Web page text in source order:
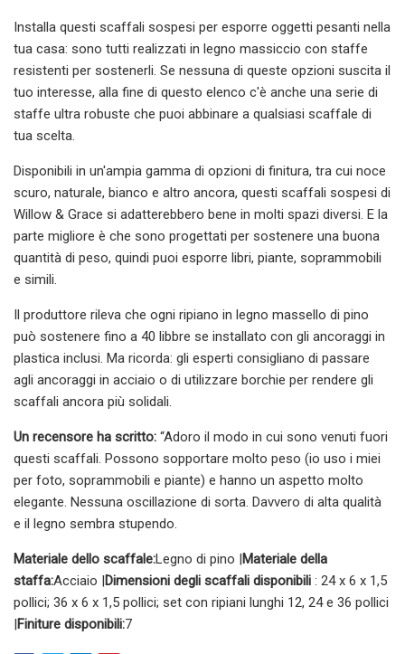
Installa questi scaffali sospesi per esporre oggetti pesanti nella
tua casa: sono tutti realizzati in legno massiccio con staffe
resistenti per sostenerli. Se nessuna di queste opzioni suscita il
tuo interesse, alla fine di questo elenco c'è anche una serie di
staffe ultra robuste che puoi abbinare a qualsiasi scaffale di
tua scelta.
Disponibili in un'ampia gamma di opzioni di finitura, tra cui noce
scuro, naturale, bianco e altro ancora, questi scaffali sospesi di
Willow & Grace si adatterebbero bene in molti spazi diversi. E la
parte migliore è che sono progettati per sostenere una buona
quantità di peso, quindi puoi esporre libri, piante, soprammobili
e simili.
Il produttore rileva che ogni ripiano in legno massello di pino
può sostenere fino a 40 libbre se installato con gli ancoraggi in
plastica inclusi. Ma ricorda: gli esperti consigliano di passare
agli ancoraggi in acciaio o di utilizzare borchie per rendere gli
scaffali ancora più solidali.
Un recensore ha scritto: “Adoro il modo in cui sono venuti fuori
questi scaffali. Possono sopportare molto peso (io uso i miei
per foto, soprammobili e piante) e hanno un aspetto molto
elegante. Nessuna oscillazione di sorta. Davvero di alta qualità
e il legno sembra stupendo.
Materiale dello scaffale:Legno di pino |Materiale della
staffa:Acciaio |Dimensioni degli scaffali disponibili : 24 x 6 x 1,5
pollici; 36 x 6 x 1,5 pollici; set con ripiani lunghi 12, 24 e 36 pollici
|Finiture disponibili:7